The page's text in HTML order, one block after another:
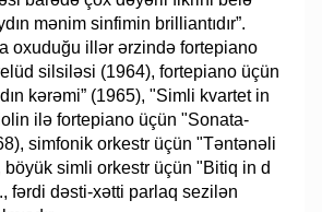
mənim sinfimin brilliantıdır”.
oxuduğu illər ərzində fortepiano
silsiləsi (1964), fortepiano üçün
kərəmi” (1965), "Simli kvartet in
ilə fortepiano üçün "Sonata-
simfonik orkestr üçün "Təntənəli
böyük simli orkestr üçün "Bitiq in d
fərdi dəsti-xətti parlaq sezilən